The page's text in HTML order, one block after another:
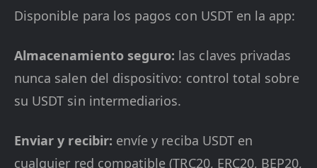
Disponible para los pagos con USDT en la app:
Almacenamiento seguro: las claves privadas
nunca salen del dispositivo: control total sobre
su USDT sin intermediarios.
Enviar y recibir: envíe y reciba USDT en
cualquier red compatible (TRC20, ERC20, BEP20,